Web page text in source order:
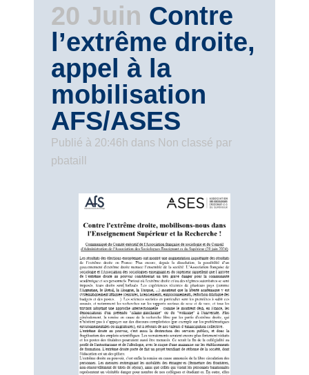
20 Juin Contre
l’extrême droite,
appel à la
mobilisation
AFS/ASES
Publié à 20:46h dans Non classé par
pbataill